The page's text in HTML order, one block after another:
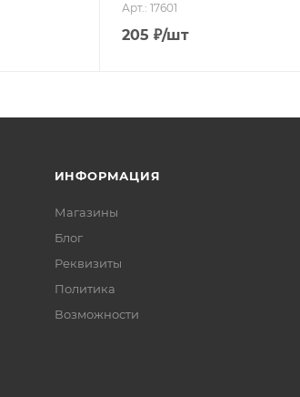
Арт.: 17601
205 ₽/шт
ИНФОРМАЦИЯ
Магазины
Блог
Реквизиты
Политика
Возможности